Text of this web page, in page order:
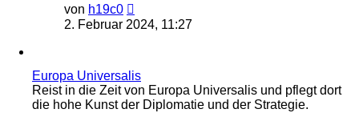
von h19c0
Beitrag
2. Februar 2024, 11:27
Europa Universalis
Reist in die Zeit von Europa Universalis und pflegt dort
die hohe Kunst der Diplomatie und der Strategie.